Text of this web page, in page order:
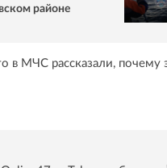
районе
в МЧС рассказали, почему